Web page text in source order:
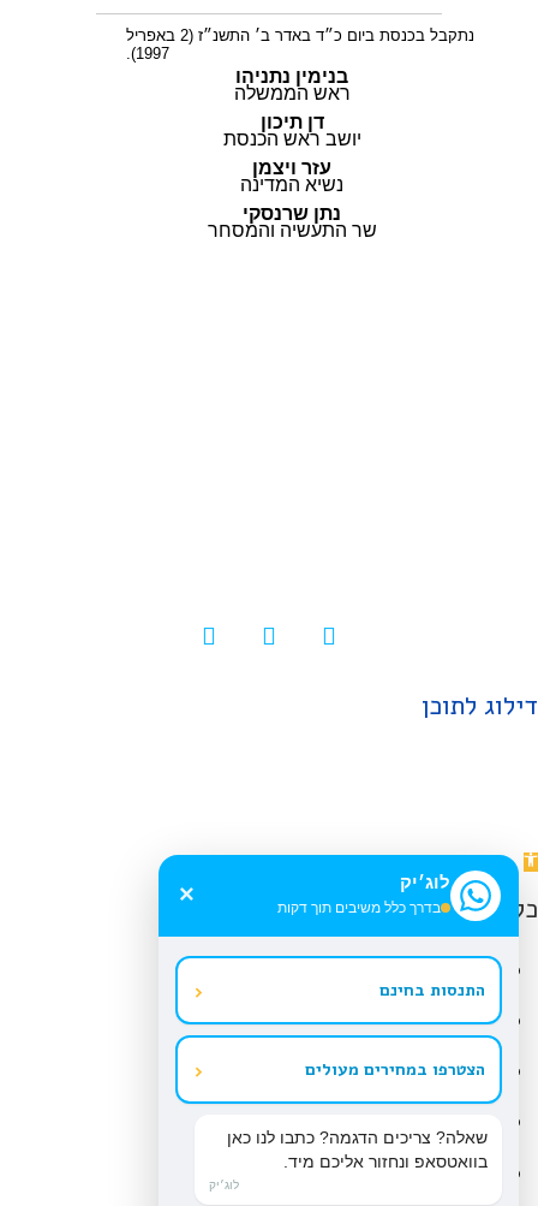
נתקבל בכנסת ביום כ״ד באדר ב׳ התשנ״ז (2 באפריל
1997).
בנימין נתניהו
ראש הממשלה
נתן שרנסקי
שר התעשיה והמסחר
עזר ויצמן
נשיא המדינה
דן תיכון
יושב ראש הכנסת
דילוג לתוכן
פתח
נגישות
כלי נגישות
הגדל טקסט
הקטן טקסט
גווני אפור
ניגודיות גבוהה
ניגודיות הפוכה
לוג׳יק
בדרך כלל משיבים תוך דקות ×
התנסות בחינם ‹
הצטרפו במחירים מעולים ‹
שאלה? צריכים הדגמה? כתבו לנו כאן
בוואטסאפ ונחזור אליכם מיד.
לוג׳יק